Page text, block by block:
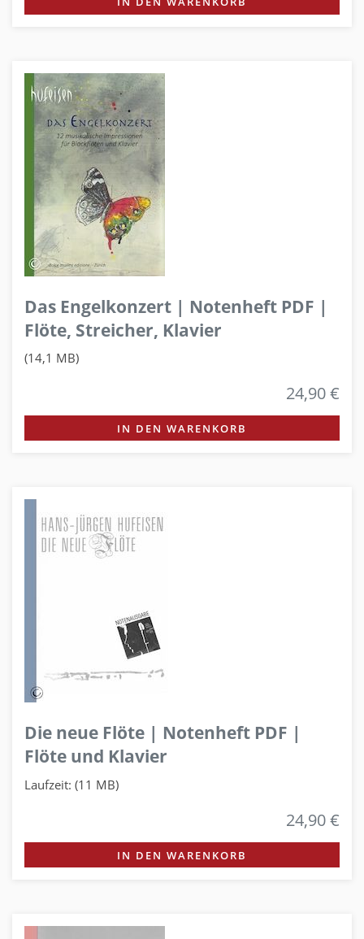
Das Engelkonzert | Notenheft PDF |
Flöte, Streicher, Klavier
(14,1 MB)
24,90 €
IN DEN WARENKORB
Die neue Flöte | Notenheft PDF |
Flöte und Klavier
Laufzeit: (11 MB)
24,90 €
IN DEN WARENKORB